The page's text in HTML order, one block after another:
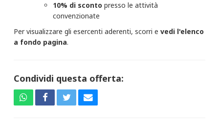
10% di scontopresso le attività
convenzionate
Per visualizzare gli esercenti aderenti, scorri evedi l'elenco
a fondo pagina.
Condividi questa offerta: